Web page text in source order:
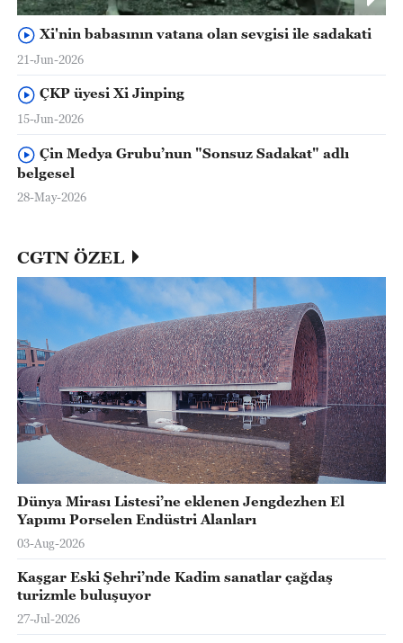
Xi'nin babasının vatana olan sevgisi ile sadakati
21-Jun-2026
ÇKP üyesi Xi Jinping
15-Jun-2026
Çin Medya Grubu’nun "Sonsuz Sadakat" adlı
belgesel
28-May-2026
CGTN ÖZEL
Dünya Mirası Listesi’ne eklenen Jengdezhen El
Yapımı Porselen Endüstri Alanları
03-Aug-2026
Kaşgar Eski Şehri’nde Kadim sanatlar çağdaş
turizmle buluşuyor
27-Jul-2026